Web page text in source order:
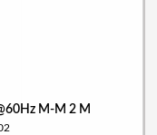
M-M 2 M